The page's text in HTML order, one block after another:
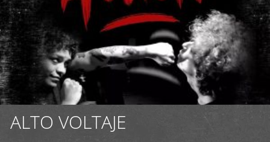
ALTO VOLTAJE